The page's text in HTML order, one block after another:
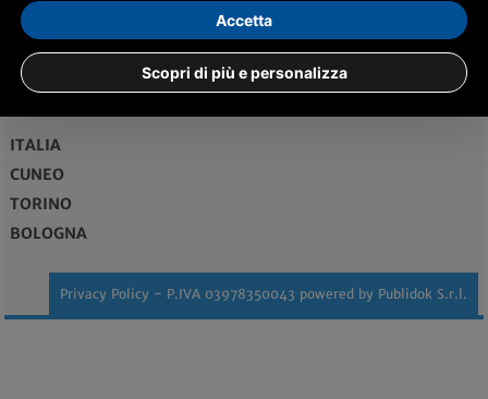
Vendita case Genova
EDIZIONI
ITALIA
CUNEO
TORINO
BOLOGNA
Privacy Policy - P.IVA 03978350043 powered by Publidok S.r.l.
Scopri di più e personalizza
Accetta